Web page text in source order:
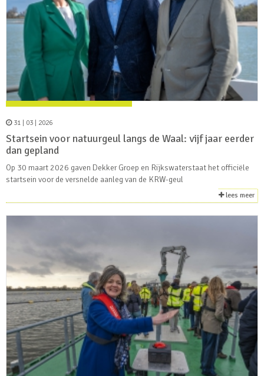
31 | 03 | 2026
Startsein voor natuurgeul langs de Waal: vijf jaar eerder
dan gepland
Op 30 maart 2026 gaven Dekker Groep en Rijkswaterstaat het officiële
startsein voor de versnelde aanleg van de KRW-geul
lees meer